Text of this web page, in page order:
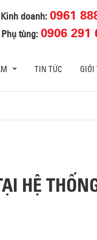
Kinh doanh:0961
Phụ tùng:0906 291
TIN TỨC GIỚI
HỆ